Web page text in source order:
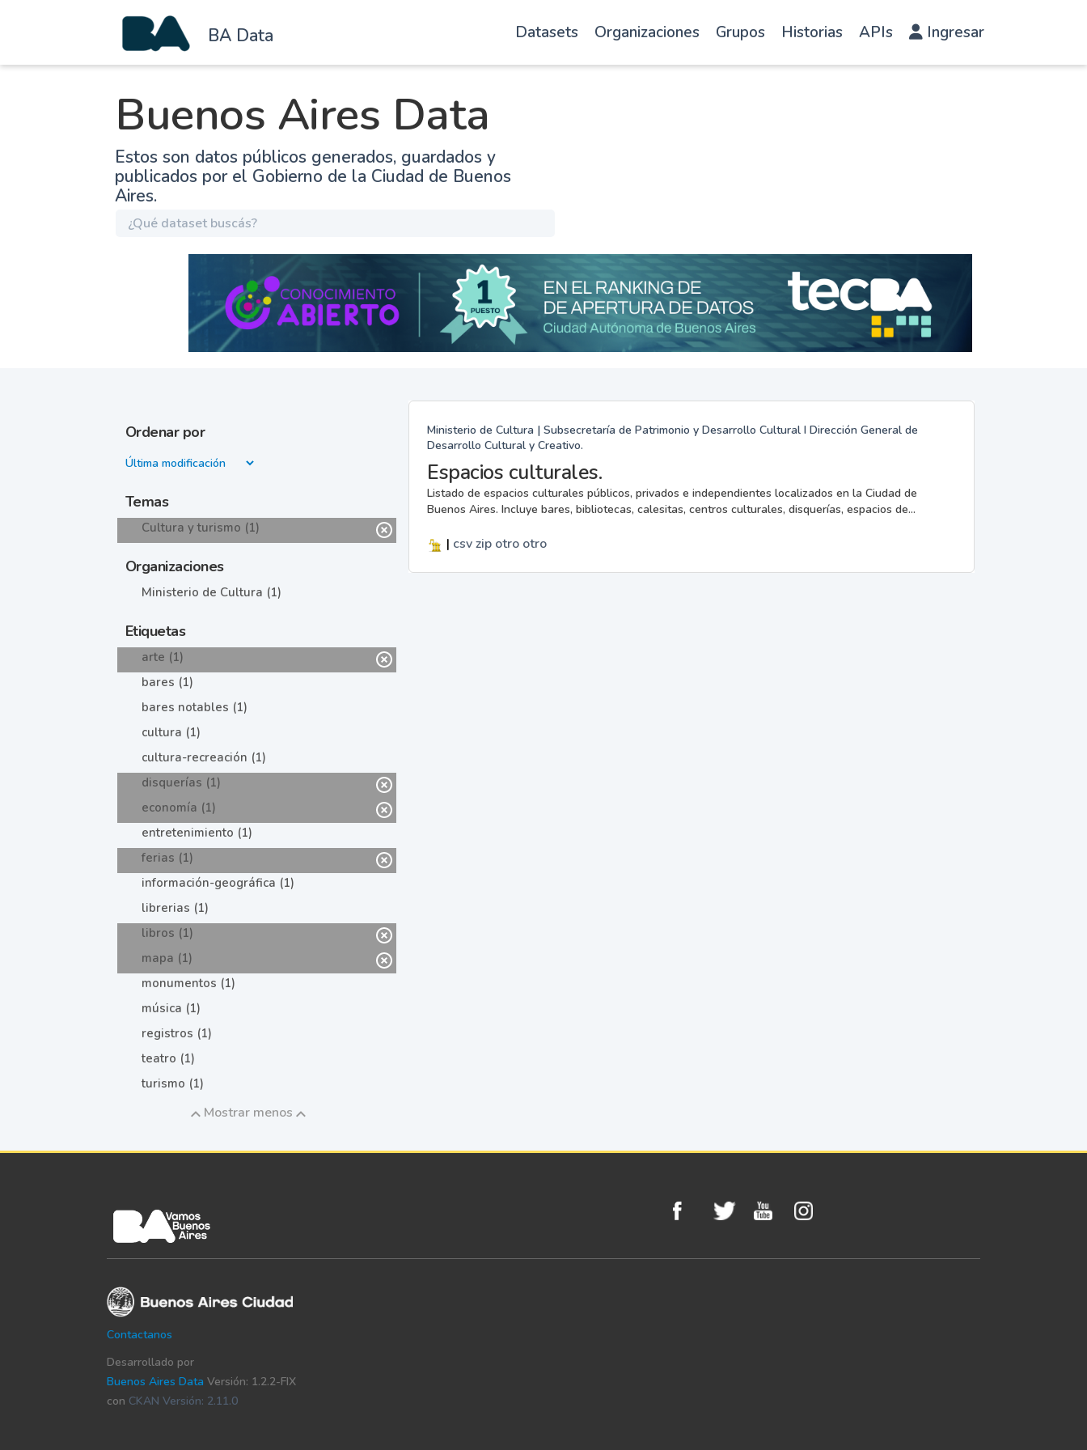
BA Data Datasets Organizaciones Grupos Historias APIs Ingresar
Buenos Aires Data
Estos son datos públicos generados, guardados y
publicados por el Gobierno de la Ciudad de Buenos
Aires.
Ordenar por
Temas
Cultura y turismo (1)
Organizaciones
Ministerio de Cultura (1)
Etiquetas
arte (1)
bares (1)
bares notables (1)
cultura (1)
cultura-recreación (1)
disquerías (1)
economía (1)
entretenimiento (1)
ferias (1)
información-geográfica (1)
librerias (1)
libros (1)
mapa (1)
monumentos (1)
música (1)
registros (1)
teatro (1)
turismo (1)
Mostrar menos
Ministerio de Cultura | Subsecretaría de Patrimonio y Desarrollo Cultural I Dirección General de
Desarrollo Cultural y Creativo.
Espacios culturales.
Listado de espacios culturales públicos, privados e independientes localizados en la Ciudad de
Buenos Aires. Incluye bares, bibliotecas, calesitas, centros culturales, disquerías, espacios de...
| csvzip otro otro
Contactanos
Desarrollado por
Buenos Aires Data Versión: 1.2.2-FIX
con CKAN Versión: 2.11.0